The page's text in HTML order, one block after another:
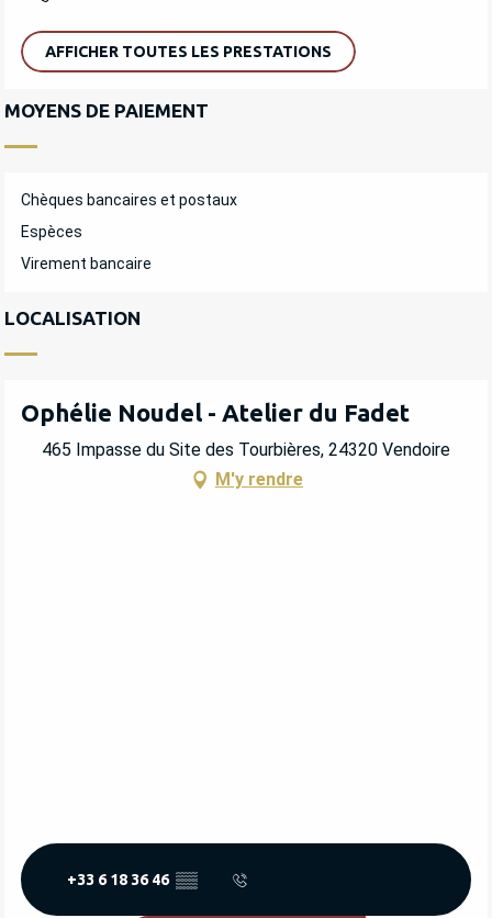
AFFICHER TOUTES LES PRESTATIONS
MOYENS DE PAIEMENT
Chèques bancaires et postaux
Espèces
Virement bancaire
LOCALISATION
Ophélie Noudel - Atelier du Fadet
465 Impasse du Site des Tourbières, 24320 Vendoire
M'y rendre
+33 6 18 36 46 ▒▒